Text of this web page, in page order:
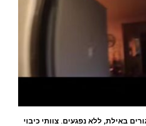
באילת, ללא נפגעים. צוותי כיבוי